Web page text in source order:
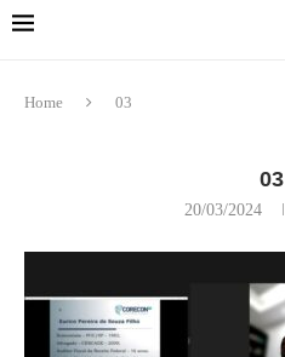
Home 03
03
20/03/2024